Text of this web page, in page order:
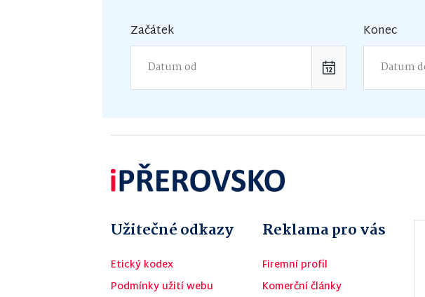
Začátek
Konec
Užitečné odkazy
Etický kodex
Podmínky užití webu
Reklama pro vás
Firemní profil
Komerční články